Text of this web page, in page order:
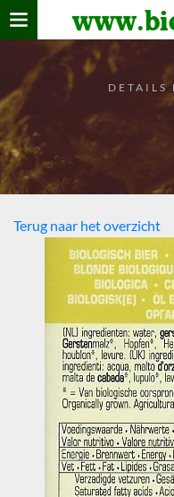
Home
verzamelen
De bierkaart
Bezoekers
Terug naar het overzicht